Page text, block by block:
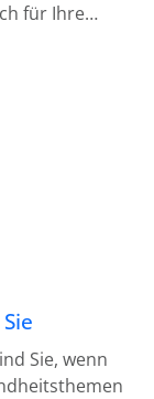
für Ihre
Sie, wenn